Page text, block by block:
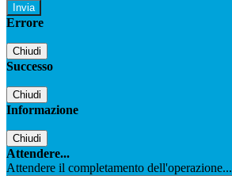
Errore
Chiudi
Successo
Chiudi
Informazione
Chiudi
Attendere...
Attendere il completamento dell'operazione...